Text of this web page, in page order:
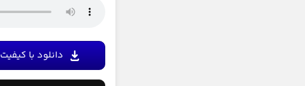
دانلود با کیفیت 320